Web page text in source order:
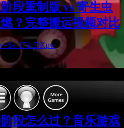
段重制版 vs 寄生虫
？完整搬运视频对比
173cDKpw
阶段怎么过？音乐游戏